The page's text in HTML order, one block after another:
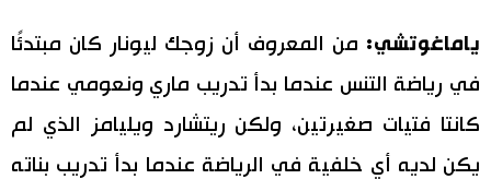
ياماغوتشي: من المعروف أن زوجك ليونار كان مبتدئًا
في رياضة التنس عندما بدأ تدريب ماري ونعومي عندما
كانتا فتيات صغيرتين، ولكن ريتشارد ويليامز الذي لم
يكن لديه أي خلفية في الرياضة عندما بدأ تدريب بناته